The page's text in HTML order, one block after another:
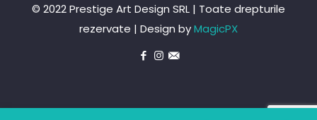
© 2022 Prestige Art Design SRL | Toate drepturile
rezervate | Design byMagicPX